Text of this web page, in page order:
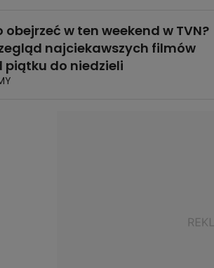
obejrzeć w ten weekend w TVN?
najciekawszych filmów
piątku do niedzieli